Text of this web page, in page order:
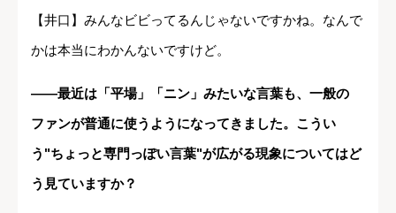
【井口】みんなビビってるんじゃないですかね。なんで
かは本当にわかんないですけど。
――最近は「平場」「ニン」みたいな言葉も、一般の
ファンが普通に使うようになってきました。こうい
う"ちょっと専門っぽい言葉"が広がる現象についてはど
う見ていますか？